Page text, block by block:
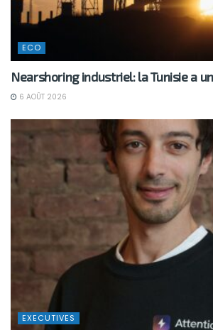
ECO
Nearshoring industriel: la Tunisie a
6 AOÛT 2026
EXECUTIVES